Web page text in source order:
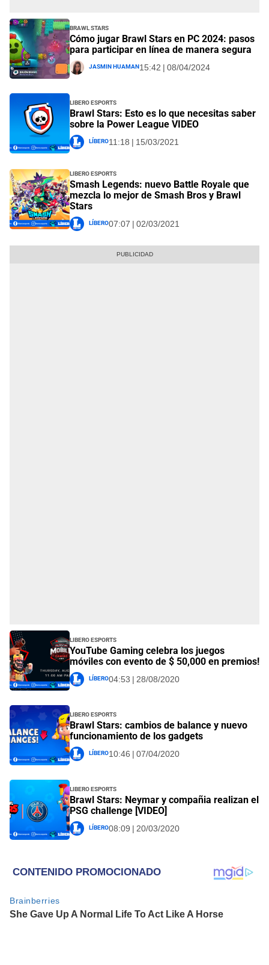
Brawl Stars
Cómo jugar Brawl Stars en PC 2024: pasos
para participar en línea de manera segura
Jasmin Huaman15:42 | 08/04/2024
Libero Esports
Brawl Stars: Esto es lo que necesitas saber
sobre la Power League VIDEO
Líbero11:18 | 15/03/2021
Libero Esports
Smash Legends: nuevo Battle Royale que
mezcla lo mejor de Smash Bros y Brawl
Stars
Líbero07:07 | 02/03/2021
Libero Esports
YouTube Gaming celebra los juegos
móviles con evento de $ 50,000 en premios!
Líbero04:53 | 28/08/2020
Libero Esports
Brawl Stars: cambios de balance y nuevo
funcionamiento de los gadgets
Líbero10:46 | 07/04/2020
Libero Esports
Brawl Stars: Neymar y compañia realizan el
PSG challenge [VIDEO]
Líbero08:09 | 20/03/2020